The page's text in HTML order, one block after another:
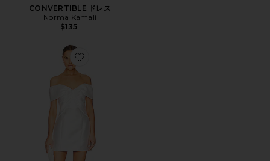
CONVERTIBLE ドレス
Norma Kamali
$135
Favorite ESPOUSAL ドレス